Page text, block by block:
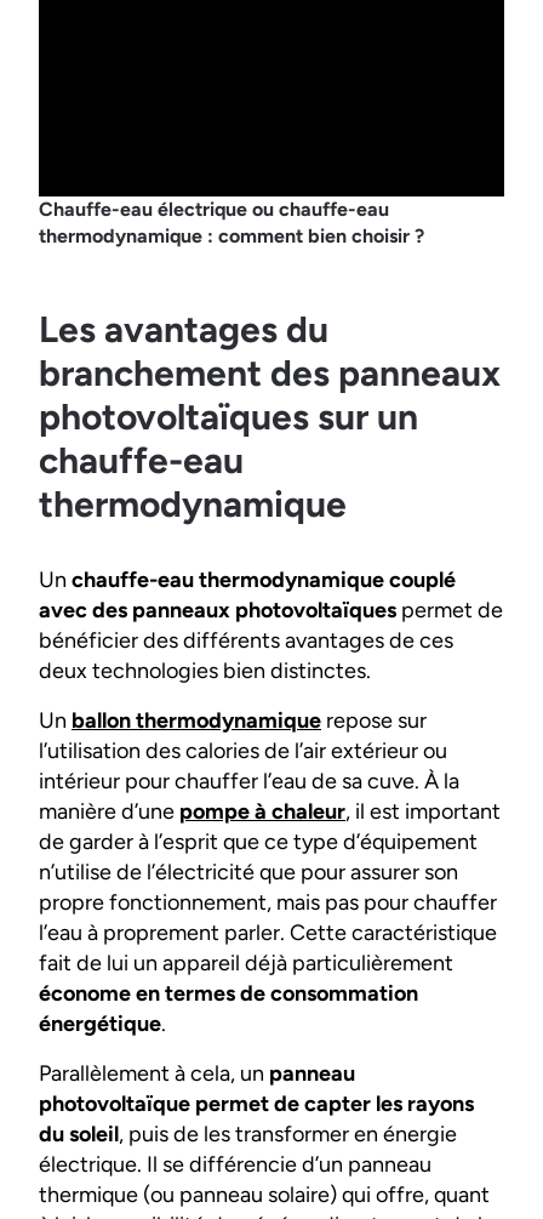
Chauffe-eau électrique ou chauffe-eau
thermodynamique : comment bien choisir ?
Les avantages du
branchement des panneaux
photovoltaïques sur un
chauffe-eau
thermodynamique
Un chauffe-eau thermodynamique couplé
avec des panneaux photovoltaïques permet de
bénéficier des différents avantages de ces
deux technologies bien distinctes.
Un ballon thermodynamique repose sur
l’utilisation des calories de l’air extérieur ou
intérieur pour chauffer l’eau de sa cuve. À la
manière d’une pompe à chaleur, il est important
de garder à l’esprit que ce type d’équipement
n’utilise de l’électricité que pour assurer son
propre fonctionnement, mais pas pour chauffer
l’eau à proprement parler. Cette caractéristique
fait de lui un appareil déjà particulièrement
économe en termes de consommation
énergétique.
Parallèlement à cela, un panneau
photovoltaïque permet de capter les rayons
du soleil, puis de les transformer en énergie
électrique. Il se différencie d’un panneau
thermique (ou panneau solaire) qui offre, quant